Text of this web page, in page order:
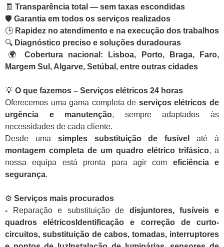
🧾 Transparência total — sem taxas escondidas
🛡️ Garantia em todos os serviços realizados
🕒 Rapidez no atendimento e na execução dos trabalhos
🔍 Diagnóstico preciso e soluções duradouras
🌍 Cobertura nacional: Lisboa, Porto, Braga, Faro,
Margem Sul, Algarve, Setúbal, entre outras cidades
💡 O que fazemos – Serviços elétricos 24 horas
Oferecemos uma gama completa de serviços elétricos de
urgência e manutenção, sempre adaptados às
necessidades de cada cliente.
Desde uma simples substituição de fusível
até à
montagem completa de um quadro elétrico trifásico, a
nossa equipa está pronta para agir com eficiência e
segurança.
⚙️ Serviços mais procurados
-
Reparação e substituição de disjuntores, fusíveis e
quadros elétricosIdentificação e correção de curto-
circuitos, substituição de cabos, tomadas, interruptores